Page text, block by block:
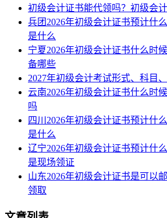
初级会计证书能代领吗？初级会
兵团2026年初级会计证书预计什
是什么
宁夏2026年初级会计证书什么时
备哪些
2027年初级会计考试形式、科目
云南2026年初级会计证书什么时
吗
四川2026年初级会计证书预计什
是什么
辽宁2026年初级会计证书预计什
是现场领证
山东2026年初级会计证书是可以
领取